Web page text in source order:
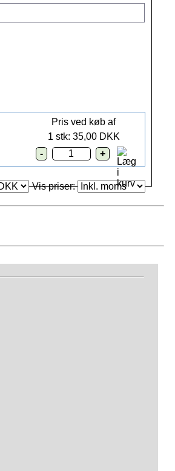
Pris ved køb af
1 stk: 35,00 DKK
Vis priser: